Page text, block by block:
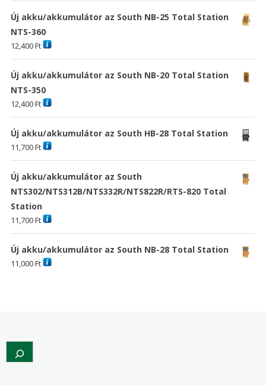
Új akku/akkumulátor az South NB-25 Total Station
NTS-360
12,400Ft
Új akku/akkumulátor az South NB-20 Total Station
NTS-350
12,400Ft
Új akku/akkumulátor az South HB-28 Total Station
11,700Ft
Új akku/akkumulátor az South
NTS302/NTS312B/NTS332R/NTS822R/RTS-820 Total
Station
11,700Ft
Új akku/akkumulátor az South NB-28 Total Station
11,000Ft
Search